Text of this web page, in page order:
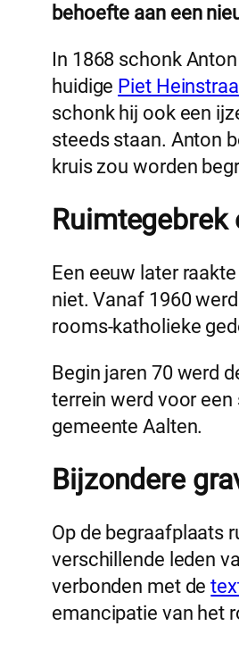
behoefte aan een
In 1868 schonk
huidige Piet
schonk hij ook een
steeds staan. Anton
kruis zou worden
Een eeuw later
niet. Vanaf 1960
rooms-katholieke
Begin jaren 70 werd
terrein werd voor
gemeente Aalten.
Bijzondere
Op de begraafplaats
verschillende leden
verbonden met de
emancipatie van het